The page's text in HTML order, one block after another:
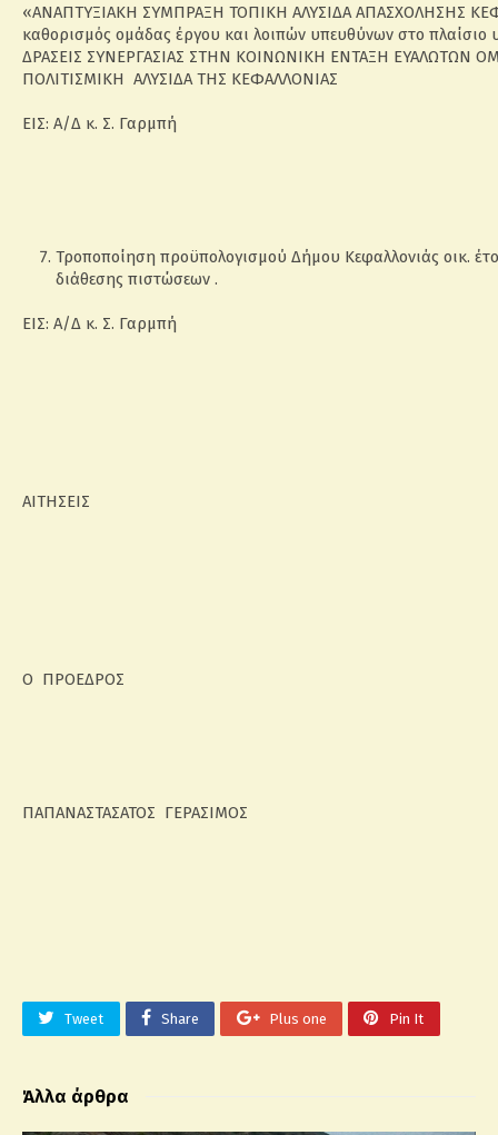
«ΑΝΑΠΤΥΞΙΑΚΗ ΣΥΜΠΡΑΞΗ ΤΟΠΙΚΗ ΑΛΥΣΙΔΑ ΑΠΑΣΧΟΛΗΣΗΣ
καθορισμός ομάδας έργου και λοιπών υπευθύνων στο πλαίσιο
ΔΡΑΣΕΙΣ ΣΥΝΕΡΓΑΣΙΑΣ ΣΤΗΝ ΚΟΙΝΩΝΙΚΗ ΕΝΤΑΞΗ ΕΥΑΛΩΤΩΝ
ΠΟΛΙΤΙΣΜΙΚΗ ΑΛΥΣΙΔΑ ΤΗΣ ΚΕΦΑΛΛΟΝΙΑΣ
ΕΙΣ: Α/Δ κ. Σ. Γαρμπή
Τροποποίηση προϋπολογισμού Δήμου Κεφαλλονιάς οικ.
διάθεσης πιστώσεων .
ΕΙΣ: Α/Δ κ. Σ. Γαρμπή
ΑΙΤΗΣΕΙΣ
Ο ΠΡΟΕΔΡΟΣ
ΠΑΠΑΝΑΣΤΑΣΑΤΟΣ ΓΕΡΑΣΙΜΟΣ
Tweet Share Plus one Pin It
Άλλα άρθρα